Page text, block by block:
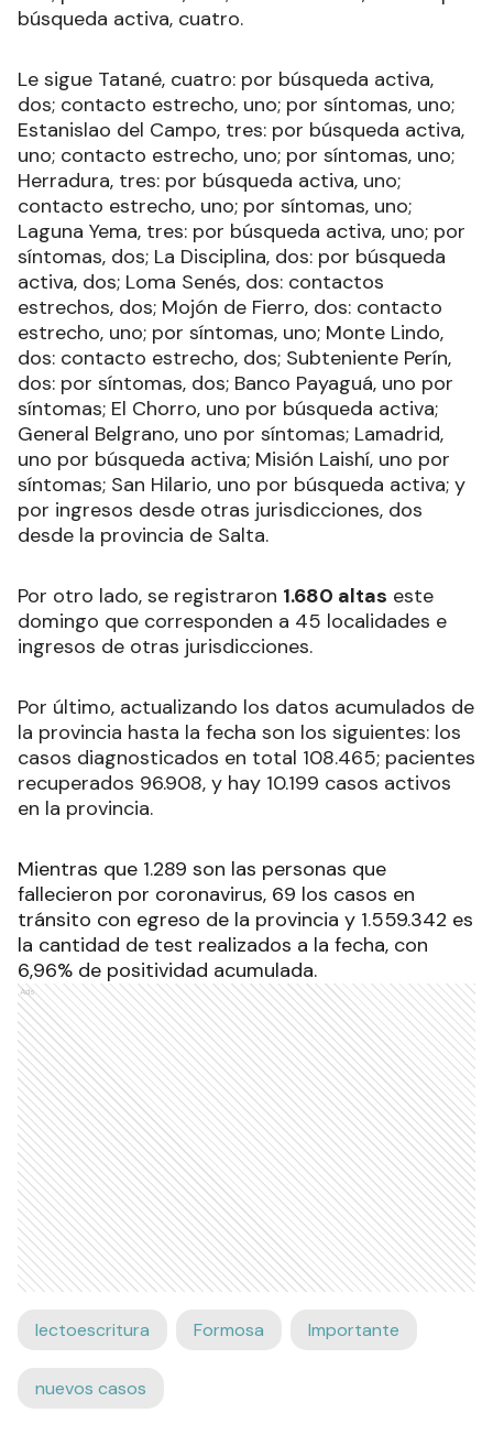
búsqueda activa, cuatro.
Le sigue Tatané, cuatro: por búsqueda activa,
dos; contacto estrecho, uno; por síntomas, uno;
Estanislao del Campo, tres: por búsqueda activa,
uno; contacto estrecho, uno; por síntomas, uno;
Herradura, tres: por búsqueda activa, uno;
contacto estrecho, uno; por síntomas, uno;
Laguna Yema, tres: por búsqueda activa, uno; por
síntomas, dos; La Disciplina, dos: por búsqueda
activa, dos; Loma Senés, dos: contactos
estrechos, dos; Mojón de Fierro, dos: contacto
estrecho, uno; por síntomas, uno; Monte Lindo,
dos: contacto estrecho, dos; Subteniente Perín,
dos: por síntomas, dos; Banco Payaguá, uno por
síntomas; El Chorro, uno por búsqueda activa;
General Belgrano, uno por síntomas; Lamadrid,
uno por búsqueda activa; Misión Laishí, uno por
síntomas; San Hilario, uno por búsqueda activa; y
por ingresos desde otras jurisdicciones, dos
desde la provincia de Salta.
Por otro lado, se registraron 1.680 altas este
domingo que corresponden a 45 localidades e
ingresos de otras jurisdicciones.
Por último, actualizando los datos acumulados de
la provincia hasta la fecha son los siguientes: los
casos diagnosticados en total 108.465; pacientes
recuperados 96.908, y hay 10.199 casos activos
en la provincia.
Mientras que 1.289 son las personas que
fallecieron por coronavirus, 69 los casos en
tránsito con egreso de la provincia y 1.559.342 es
la cantidad de test realizados a la fecha, con
6,96% de positividad acumulada.
Ads
lectoescritura Formosa Importante
nuevos casos